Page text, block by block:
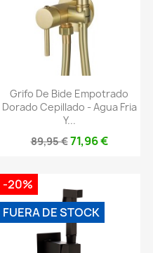
Grifo De Bide Empotrado
Dorado Cepillado - Agua Fria
Y...
89,95 €71,96 €
-20%
FUERA DE STOCK